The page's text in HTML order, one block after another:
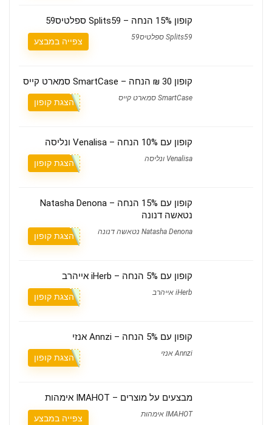
קופון 15% הנחה – Splits59 ספלטיס59
Splits59 ספלטיס59 צפייה במבצע
קופון 30 ₪ הנחה – SmartCase סמארט קייס
SmartCase סמארט קייס הצגת קופון
קופון עם 10% הנחה – Venalisa ונליסה
Venalisa ונליסה הצגת קופון
קופון עם 15% הנחה – Natasha Denona
נטאשה דנונה
Natasha Denona נטאשה דנונה הצגת קופון
קופון עם 5% הנחה – iHerb אייהרב
iHerb אייהרב הצגת קופון
קופון עם 5% הנחה – Annzi אנזי
Annzi אנזי הצגת קופון
מבצעים על מוצרים – IMAHOT אימהות
IMAHOT אימהות צפייה במבצע